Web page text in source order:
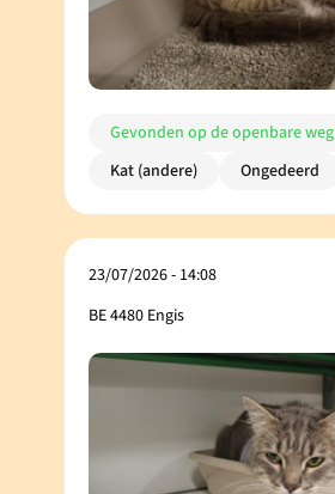
Gevonden op de openbare weg
Kat (andere)
Ongedeerd
23/07/2026 - 14:08
BE 4480 Engis